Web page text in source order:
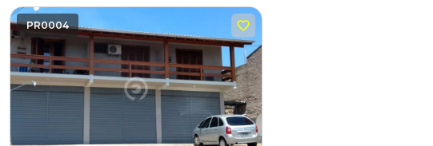
PR0004